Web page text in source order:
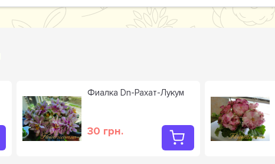
Фиалка Dn-Рахат-Лукум
30 грн.